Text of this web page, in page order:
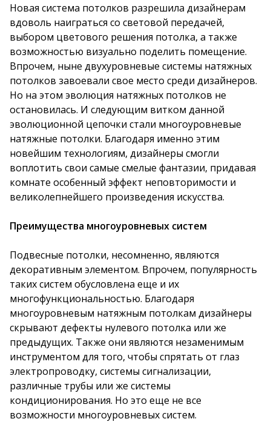
Новая система потолков разрешила дизайнерам
вдоволь наиграться со световой передачей,
выбором цветового решения потолка, а также
возможностью визуально поделить помещение.
Впрочем, ныне двухуровневые системы натяжных
потолков завоевали свое место среди дизайнеров.
Но на этом эволюция натяжных потолков не
остановилась. И следующим витком данной
эволюционной цепочки стали многоуровневые
натяжные потолки. Благодаря именно этим
новейшим технологиям, дизайнеры смогли
воплотить свои самые смелые фантазии, придавая
комнате особенный эффект неповторимости и
великолепнейшего произведения искусства.
Преимущества многоуровневых систем
Подвесные потолки, несомненно, являются
декоративным элементом. Впрочем, популярность
таких систем обусловлена еще и их
многофункциональностью. Благодаря
многоуровневым натяжным потолкам дизайнеры
скрывают дефекты нулевого потолка или же
предыдущих. Также они являются незаменимым
инструментом для того, чтобы спрятать от глаз
электропроводку, системы сигнализации,
различные трубы или же системы
кондиционирования. Но это еще не все
возможности многоуровневых систем.